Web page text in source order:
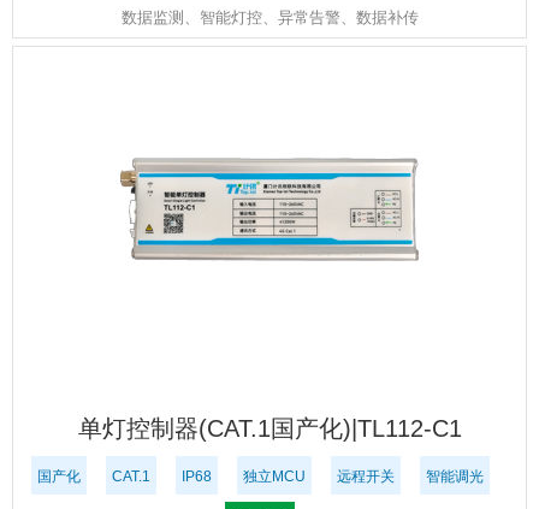
数据监测、智能灯控、异常告警、数据补传
单灯控制器(CAT.1国产化)|TL112-C1
国产化 CAT.1 IP68 独立MCU 远程开关 智能调光